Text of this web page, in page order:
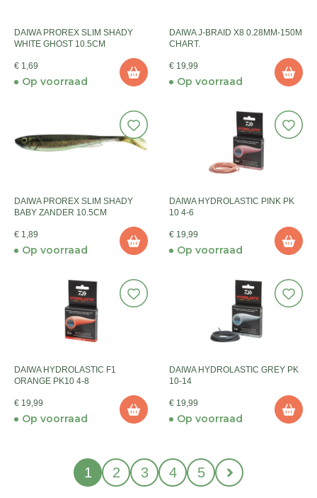
DAIWA PROREX SLIM SHADY
WHITE GHOST 10.5CM
€ 1,69
Op voorraad
DAIWA J-BRAID X8 0.28MM-150M
CHART.
€ 19,99
Op voorraad
DAIWA PROREX SLIM SHADY
BABY ZANDER 10.5CM
€ 1,89
Op voorraad
DAIWA HYDROLASTIC PINK PK
10 4-6
€ 19,99
Op voorraad
DAIWA HYDROLASTIC F1
ORANGE PK10 4-8
€ 19,99
Op voorraad
DAIWA HYDROLASTIC GREY PK
10-14
€ 19,99
Op voorraad
1 2 3 4 5